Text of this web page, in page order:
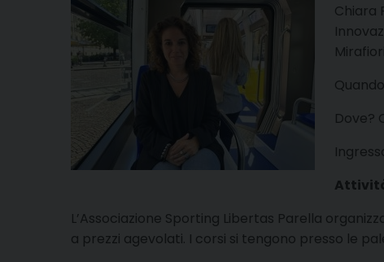
Chiara
Dove?
L’Associazione Sporting Libertas Parella
a prezzi agevolati. I corsi si tengono presso le